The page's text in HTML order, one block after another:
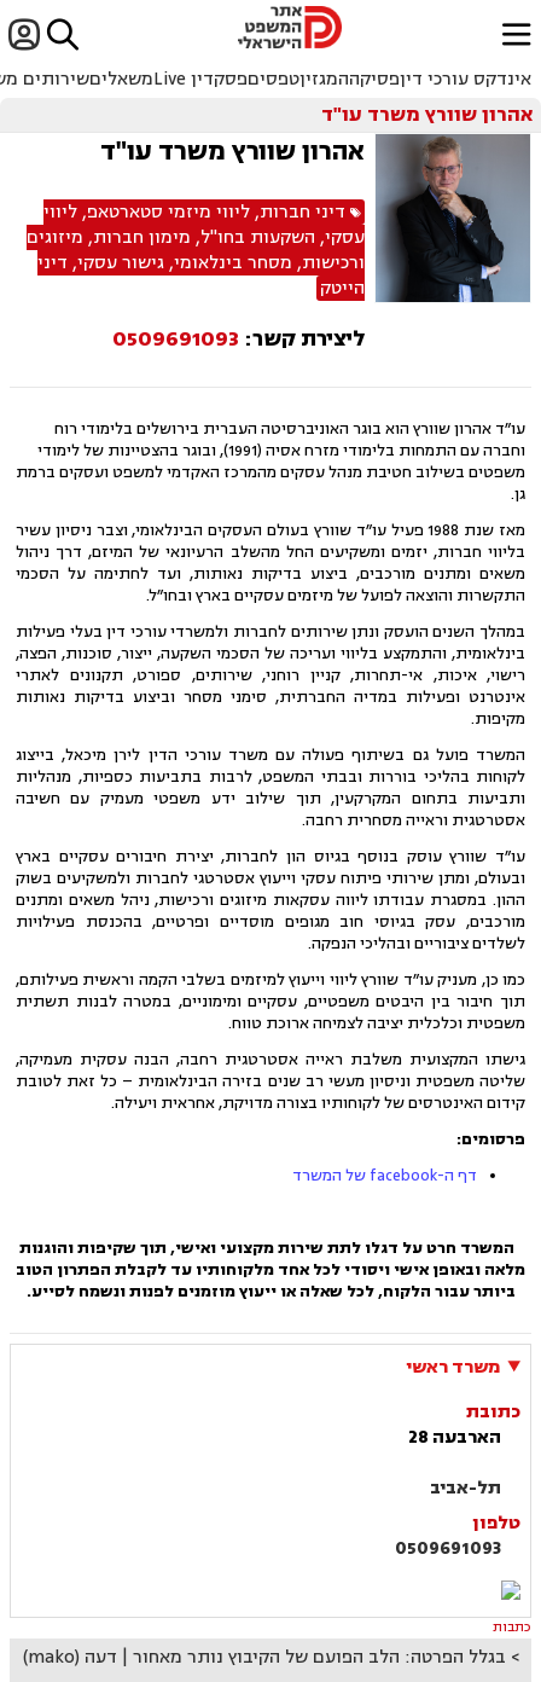

ﱐ
אינדקס עורכי דיןפסיקההמגזיןטפסיםפסקדין Live משאליםשירותים
אהרון שוורץ משרד עו"ד
אהרון שוורץ משרד עו"ד
דיני חברות,ליווי מיזמי סטארטאפ,ליווי
עסקי, השקעות בחו"ל, מימון חברות, מיזוגים
ורכישות, מסחר בינלאומי,גישור עסקי, דיני
הייטק
ליצירת קשר: 0509691093
עו״ד אהרון שוורץ הוא בוגר האוניברסיטה העברית בירושלים בלימודי רוח
וחברה עם התמחות בלימודי מזרח אסיה (1991), ובוגר בהצטיינות של לימודי
משפטים בשילוב חטיבת מנהל עסקים מהמרכז האקדמי למשפט ועסקים ברמת
גן.
מאז שנת 1988 פעיל עו״ד שוורץ בעולם העסקים הבינלאומי, וצבר ניסיון עשיר
בליווי חברות, יזמים ומשקיעים החל מהשלב הרעיונאי של המיזם, דרך ניהול
משאים ומתנים מורכבים, ביצוע בדיקות נאותות, ועד לחתימה על הסכמי
התקשרות והוצאה לפועל של מיזמים עסקיים בארץ ובחו״ל.
במהלך השנים הועסק ונתן שירותים לחברות ולמשרדי עורכי דין בעלי פעילות
בינלאומית, והתמקצע בליווי ועריכה של הסכמי השקעה, ייצור, סוכנות, הפצה,
רישוי, איכות, אי-תחרות, קניין רוחני, שירותים, ספורט, תקנונים לאתרי
אינטרנט ופעילות במדיה החברתית, סימני מסחר וביצוע בדיקות נאותות
מקיפות.
המשרד פועל גם בשיתוף פעולה עם משרד עורכי הדין לירן מיכאל, בייצוג
לקוחות בהליכי בוררות ובבתי המשפט, לרבות בתביעות כספיות, מנהליות
ותביעות בתחום המקרקעין, תוך שילוב ידע משפטי מעמיק עם חשיבה
אסטרטגית וראייה מסחרית רחבה.
עו״ד שוורץ עוסק בנוסף בגיוס הון לחברות, יצירת חיבורים עסקיים בארץ
ובעולם, ומתן שירותי פיתוח עסקי וייעוץ אסטרטגי לחברות ולמשקיעים בשוק
ההון. במסגרת עבודתו ליווה עסקאות מיזוגים ורכישות, ניהל משאים ומתנים
מורכבים, עסק בגיוסי חוב מגופים מוסדיים ופרטיים, בהכנסת פעילויות
לשלדים ציבוריים ובהליכי הנפקה.
כמו כן, מעניק עו״ד שוורץ ליווי וייעוץ למיזמים בשלבי הקמה וראשית פעילותם,
תוך חיבור בין היבטים משפטיים, עסקיים ומימוניים, במטרה לבנות תשתית
משפטית וכלכלית יציבה לצמיחה ארוכת טווח.
גישתו המקצועית משלבת ראייה אסטרטגית רחבה, הבנה עסקית מעמיקה,
שליטה משפטית וניסיון מעשי רב שנים בזירה הבינלאומית – כל זאת לטובת
קידום האינטרסים של לקוחותיו בצורה מדויקת, אחראית ויעילה.
פרסומים:
דף ה-facebook של המשרד
המשרד חרט על דגלו לתת שירות מקצועי ואישי, תוך שקיפות והוגנות
מלאה ובאופן אישי ויסודי לכל אחד מלקוחותיו עד לקבלת הפתרון הטוב
ביותר עבור הלקוח, לכל שאלה או ייעוץ מוזמנים לפנות ונשמח לסייע.
משרד ראשי
כתובת
הארבעה 28
תל-אביב
טלפון
0509691093
כתבות
בגלל הפרטה: הלב הפועם של הקיבוץ נותר מאחור | דעה (mako)